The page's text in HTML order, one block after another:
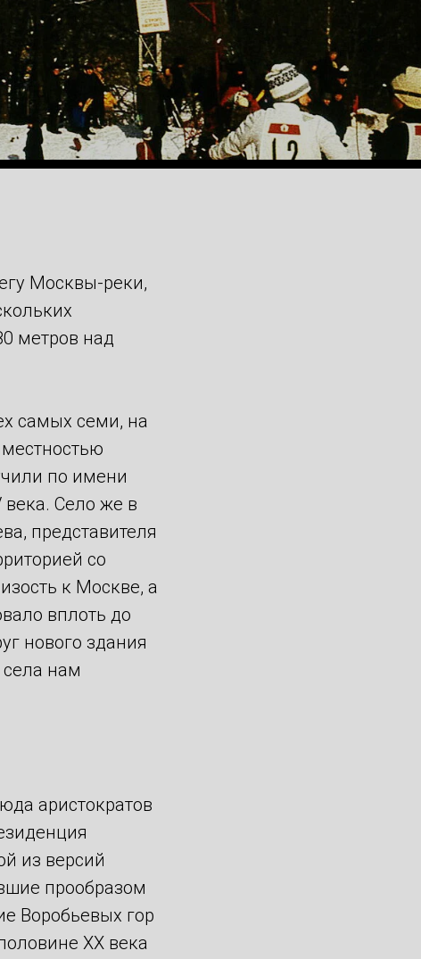
Москвы-реки,
метров над
самых семи, на
по имени
века. Село же в
представителя
со
к Москве, а
вплоть до
нового здания
нам
аристократов
из версий
прообразом
Воробьевых гор
ХХ века